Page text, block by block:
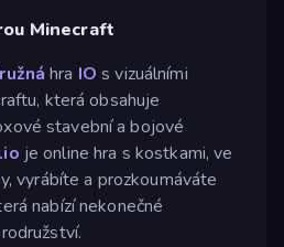
Minecraft
hra IO s vizuálními
která obsahuje
stavební a bojové
je online hra s kostkami, ve
vyrábíte a prozkoumáváte
nabízí nekonečné